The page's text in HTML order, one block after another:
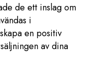
de ett inslag om
i
en positiv
av dina